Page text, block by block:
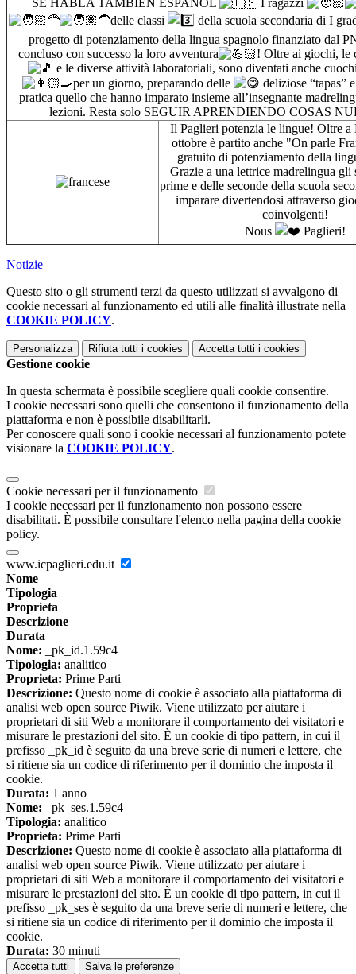
SE HABLA TAMBIÉN ESPAÑOL
I ragazzi
delle classi
della scuola secondaria di I
progetto di potenziamento della lingua spagnolo finanziato dal
concluso con successo la loro avventura
! Oltre ai giochi, le
e le diverse attività laboratoriali, sono diventati anche
per un giorno, preparando delle
deliziose “tapas”
pratica quello che hanno imparato insieme all’insegnante
lezioni. Resta solo SEGUIR APRENDIENDO COSAS
Il Paglieri potenzia le lingue! Oltre a
ottobre è partito anche "On parle
gratuito di potenziamento della
Grazie a una lettrice madrelingua gli
prime e delle seconde della scuola
imparare divertendosi attraverso
coinvolgenti!
Nous
Paglieri!
Notizie
Questo sito o gli strumenti terzi da questo utilizzati si avvalgono di
cookie necessari al funzionamento ed utili alle finalità illustrate nella
COOKIE POLICY.
Personalizza Rifiuta tutti i cookies Accetta tutti i cookies
Gestione cookie
In questa schermata è possibile scegliere quali cookie consentire.
I cookie necessari sono quelli che consentono il funzionamento della
piattaforma e non è possibile disabilitarli.
Per conoscere quali sono i cookie necessari al funzionamento potete
visionare la COOKIE POLICY.
Cookie necessari per il funzionamento
I cookie necessari per il funzionamento non possono essere
disabilitati. È possibile consultare l'elenco nella pagina della cookie
policy.
www.icpaglieri.edu.it
Nome
Tipologia
Proprieta
Descrizione
Durata
Nome: _pk_id.1.59c4
Tipologia: analitico
Proprieta: Prime Parti
Descrizione: Questo nome di cookie è associato alla piattaforma di
analisi web open source Piwik. Viene utilizzato per aiutare i
proprietari di siti Web a monitorare il comportamento dei visitatori e
misurare le prestazioni del sito. È un cookie di tipo pattern, in cui il
prefisso _pk_id è seguito da una breve serie di numeri e lettere, che
si ritiene sia un codice di riferimento per il dominio che imposta il
cookie.
Durata: 1 anno
Nome: _pk_ses.1.59c4
Tipologia: analitico
Proprieta: Prime Parti
Descrizione: Questo nome di cookie è associato alla piattaforma di
analisi web open source Piwik. Viene utilizzato per aiutare i
proprietari di siti Web a monitorare il comportamento dei visitatori e
misurare le prestazioni del sito. È un cookie di tipo pattern, in cui il
prefisso _pk_ses è seguito da una breve serie di numeri e lettere, che
si ritiene sia un codice di riferimento per il dominio che imposta il
cookie.
Durata: 30 minuti
Accetta tutti Salva le preferenze